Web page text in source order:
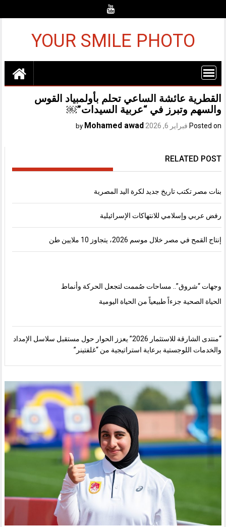
YOUR SMILE PHOTO
القطرية عائشة الساعي تحلم بأولمبياد القوس
والسهم وتبرز في “عربية السيدات”￼
Posted on فبراير 6, 2026 Mohamed awad
RELATED POST
بنات مصر تكتب تاريخ جديد لكرة اليد المصرية
رفض عربي وإسلامي للانتهاكات الإسرائيلية
إنتاج القمح في مصر خلال موسم 2026، يتجاوز 10 ملايين طن
وجهات “شروق”.. مساحات صُممت لتجعل الحركة وأنماط
الحياة الصحية جزءاً طبيعياً من الحياة اليومية
“منتدى الشارقة للاستثمار 2026” يعزز الحوار حول مستقبل سلاسل الإمداد
والخدمات اللوجستية برعاية استراتيجية من “غلفتينر”